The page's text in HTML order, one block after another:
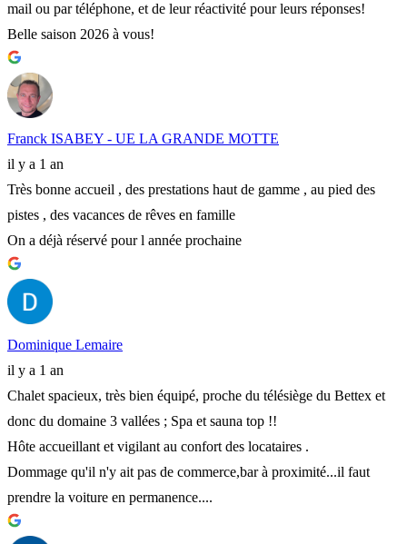
mail ou par téléphone, et de leur réactivité pour leurs réponses!
Belle saison 2026 à vous!
Franck ISABEY - UE LA GRANDE MOTTE
il y a 1 an
Très bonne accueil , des prestations haut de gamme , au pied des
pistes , des vacances de rêves en famille
On a déjà réservé pour l année prochaine
Dominique Lemaire
il y a 1 an
Chalet spacieux, très bien équipé, proche du télésiège du Bettex et
donc du domaine 3 vallées ; Spa et sauna top !!
Hôte accueillant et vigilant au confort des locataires .
Dommage qu'il n'y ait pas de commerce,bar à proximité...il faut
prendre la voiture en permanence....